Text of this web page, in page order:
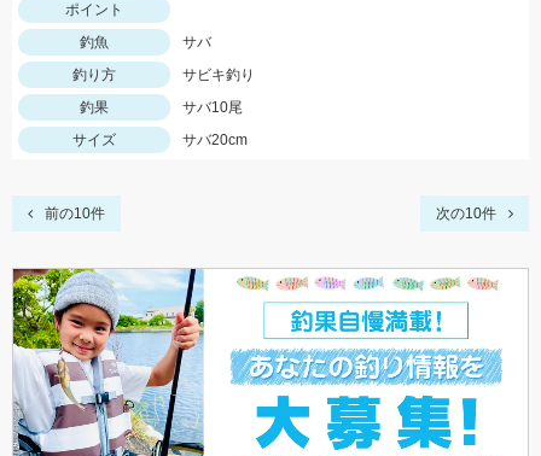
ポイント
釣魚
サバ
釣り方
サビキ釣り
釣果
サバ10尾
サイズ
サバ20cm
前の10件 次の10件